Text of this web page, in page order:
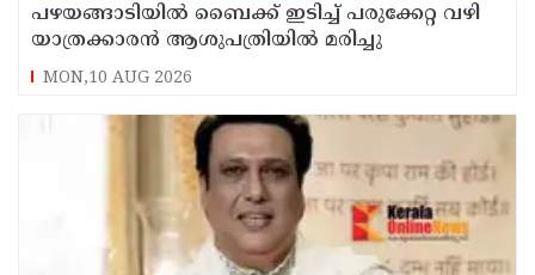
പഴയങ്ങാടിയിൽ ബൈക്ക് ഇടിച്ച് പരുക്കേറ്റ വഴി
യാത്രക്കാരൻ ആശുപത്രിയിൽ മരിച്ചു
MON,10 AUG 2026